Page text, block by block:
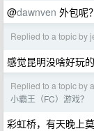
@dawnven 外包呢？
Replied to a topic by
感觉昆明没啥好玩
Replied to a topic by
小霸王（FC）游戏？
彩虹桥，有天晚上